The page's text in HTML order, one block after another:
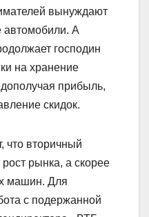
вынуждают
автомобили. А
господин
на хранение
прибыль,
скидок.
что вторичный
рынка, а скорее
машин. Для
с подержанной